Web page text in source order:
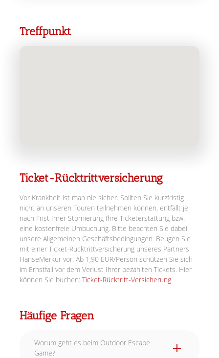
Treffpunkt
Ticket-Rücktrittversicherung
Vor Krankheit ist man nie sicher. Sollten Sie kurzfristig
nicht an unseren Touren teilnehmen können, entfällt je
nach Frist Ihrer Stornierung Ihre Ticketerstattung bzw.
eine kostenfreie Umbuchung. Bitte beachten Sie dabei
unsere Allgemeinen Geschäftsbedingungen. Beugen Sie
mit einer Ticket-Rücktrittversicherung unseres Partners
HanseMerkur vor. Ab 1,90 EUR/Person schützen Sie sich
im Ernstfall vor dem Verlust Ihrer bezahlten Tickets. Hier
können Sie buchen: Ticket-Rücktritt-Versicherung
Häufige Fragen
Worum geht es beim Outdoor Escape
Game?